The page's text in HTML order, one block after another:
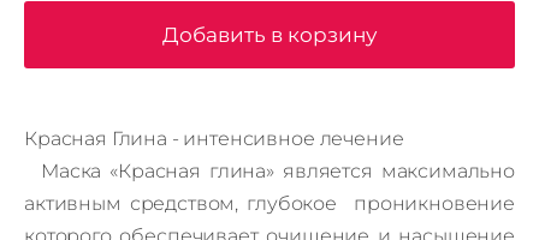
Добавить в корзину
Красная Глина - интенсивное лечение
Маска «Красная глина» является максимально
активным средством, глубокое проникновение